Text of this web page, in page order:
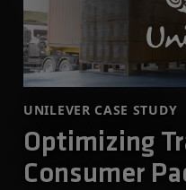
UNILEVER CASE STUDY
Optimizing
Consumer